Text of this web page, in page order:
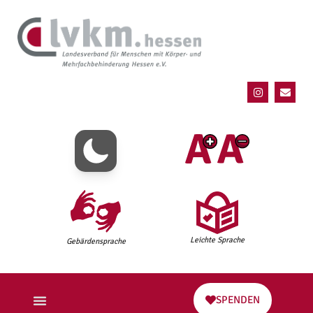
Gebärdensprache Leichte Sprache
SPENDEN